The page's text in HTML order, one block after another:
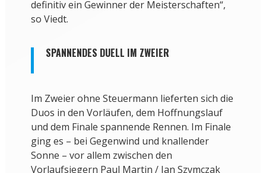
definitiv ein Gewinner der Meisterschaften“,
so Viedt.
SPANNENDES DUELL IM ZWEIER
Im Zweier ohne Steuermann lieferten sich die
Duos in den Vorläufen, dem Hoffnungslauf
und dem Finale spannende Rennen. Im Finale
ging es – bei Gegenwind und knallender
Sonne – vor allem zwischen den
Vorlaufsiegern Paul Martin / Jan Szymczak